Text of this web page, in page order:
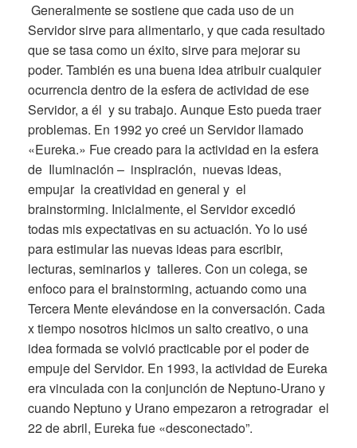
Generalmente se sostiene que cada uso de un
Servidor sirve para alimentarlo, y que cada resultado
que se tasa como un éxito, sirve para mejorar su
poder. También es una buena idea atribuir cualquier
ocurrencia dentro de la esfera de actividad de ese
Servidor, a él y su trabajo. Aunque Esto pueda traer
problemas. En 1992 yo creé un Servidor llamado
«Eureka.» Fue creado para la actividad en la esfera
de Iluminación – inspiración, nuevas ideas,
empujar la creatividad en general y el
brainstorming. Inicialmente, el Servidor excedió
todas mis expectativas en su actuación. Yo lo usé
para estimular las nuevas ideas para escribir,
lecturas, seminarios y talleres. Con un colega, se
enfoco para el brainstorming, actuando como una
Tercera Mente elevándose en la conversación. Cada
x tiempo nosotros hicimos un salto creativo, o una
idea formada se volvió practicable por el poder de
empuje del Servidor. En 1993, la actividad de Eureka
era vinculada con la conjunción de Neptuno-Urano y
cuando Neptuno y Urano empezaron a retrogradar el
22 de abril, Eureka fue «desconectado”.